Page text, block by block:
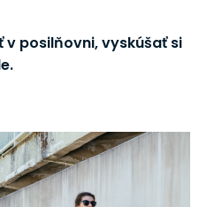
posilňovni, vyskúšať si